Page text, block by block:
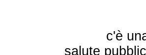
c'è una
salute